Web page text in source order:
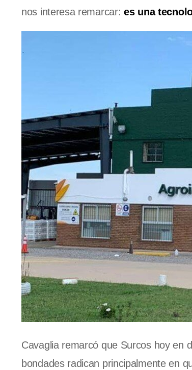
nos interesa remarcar:es una
Cavaglia remarcó que Surcos hoy en
bondades radican principalmente en